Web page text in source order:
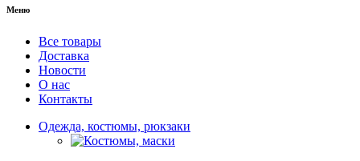
Меню
Все товары
Доставка
Новости
О нас
Контакты
Одежда, костюмы, рюкзаки